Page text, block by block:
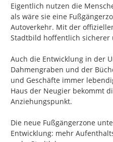
Eigentlich nutzen die
als wäre sie eine
Autoverkehr. Mit der
Stadtbild hoffentlich
Auch die Entwicklung in der
Dahmengraben und der
und Geschäfte immer
Haus der Neugier bekommt
Anziehungspunkt.
Die neue Fußgängerzone
Entwicklung: mehr